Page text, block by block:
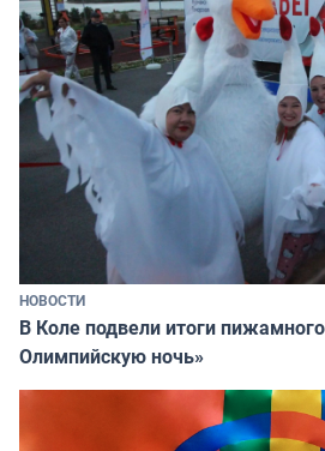
НОВОСТИ
В Коле подвели итоги
Олимпийскую ночь»